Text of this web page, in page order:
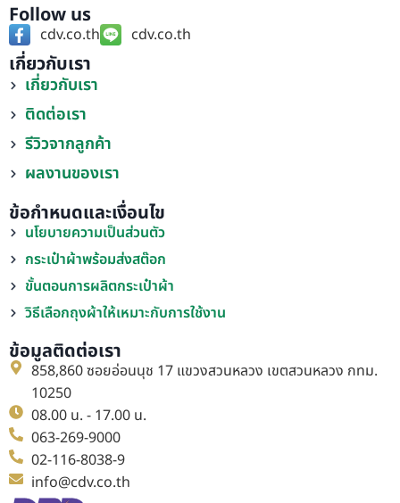
Follow us
cdv.co.th cdv.co.th
เกี่ยวกับเรา
เกี่ยวกับเรา
ติดต่อเรา
รีวิวจากลูกค้า
ผลงานของเรา
ข้อกำหนดและเงื่อนไข
นโยบายความเป็นส่วนตัว
กระเป๋าผ้าพร้อมส่งสต๊อก
ขั้นตอนการผลิตกระเป๋าผ้า
วิธีเลือกถุงผ้าให้เหมาะกับการใช้งาน
ข้อมูลติดต่อเรา
858,860 ซอยอ่อนนุช 17 แขวงสวนหลวง เขตสวนหลวง กทม.
10250
08.00 น. - 17.00 น.
063-269-9000
02-116-8038-9
info@cdv.co.th